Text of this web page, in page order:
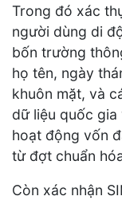
Trong đó xác
người dùng di
bốn trường
họ tên, ngày
khuôn mặt, và
dữ liệu quốc
hoạt động vốn
từ đợt chuẩn
Còn xác nhận